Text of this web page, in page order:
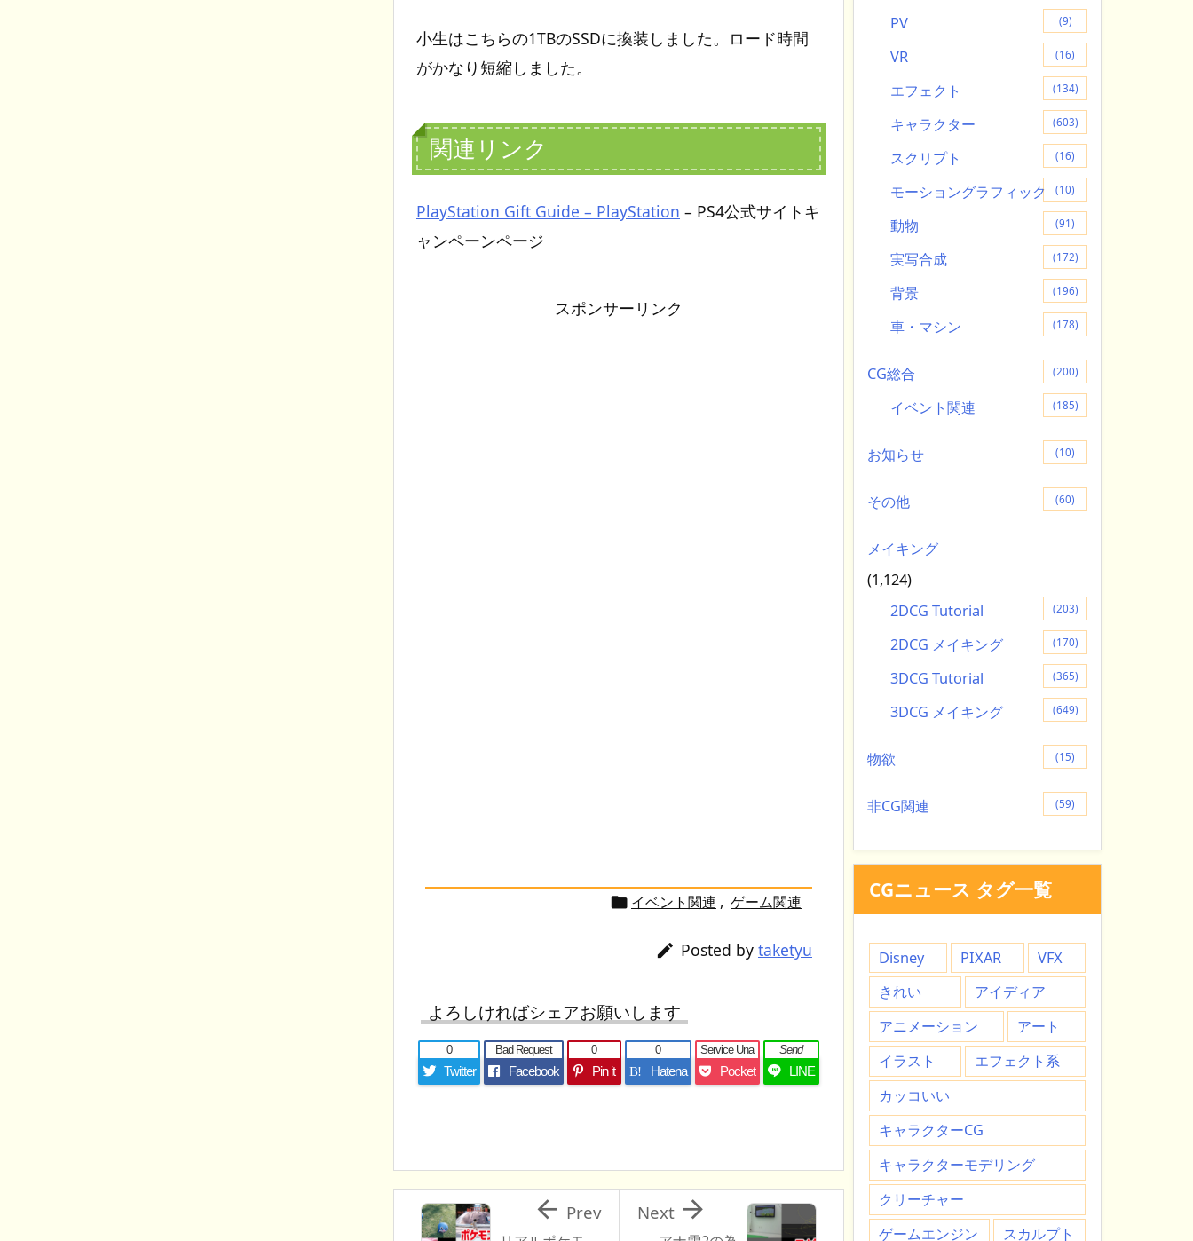
小生はこちらの1TBのSSDに換装しました。ロード時間
がかなり短縮しました。
関連リンク
PlayStation Gift Guide – PlayStation – PS4公式サイトキ
ャンペーンページ
スポンサーリンク
 イベント関連 , ゲーム関連
 Posted by taketyu
よろしければシェアお願いします
Twitter
0
Facebook
Bad Request
Pin it
0
B!
Hatena
0
Pocket
Service Una
LINE
Send

Next
 Prev
PV (9)
VR (16)
エフェクト (134)
キャラクター (603)
スクリプト (16)
モーショングラフィック (10)
動物 (91)
実写合成 (172)
背景 (196)
車・マシン (178)
CG総合 (200)
イベント関連 (185)
お知らせ (10)
その他 (60)
メイキング
(1,124)
2DCG Tutorial
(203)
2DCG メイキング (170)
3DCG Tutorial (365)
3DCG メイキング (649)
物欲 (15)
非CG関連 (59)
CGニュース タグ一覧
Disney PIXAR
VFX
きれい
アイディア
アニメーション
アート
イラスト
エフェクト系
カッコいい
キャラクターCG
キャラクターモデリング
クリーチャー
ゲームエンジン
スカルプト